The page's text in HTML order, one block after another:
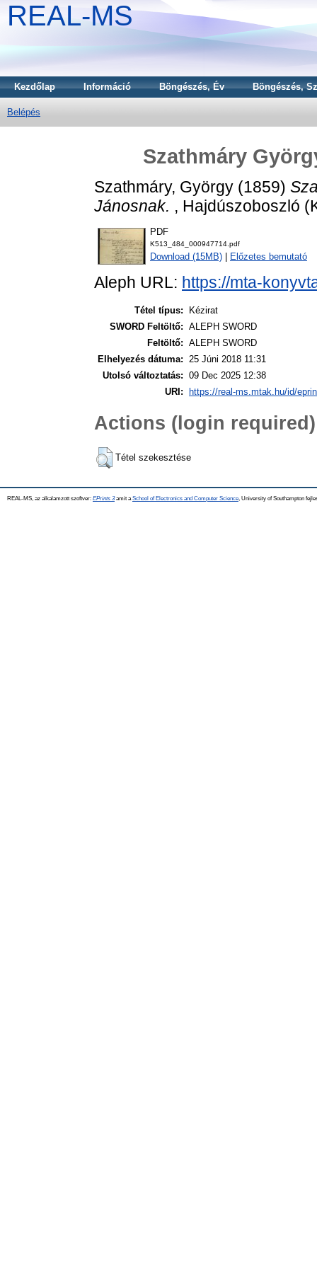
REAL-MS
Kezdőlap Információ Böngészés, Év Böngészés,
Belépés
Szathmáry
Szathmáry, György (1859)
Jánosnak. , Hajdúszoboszló
PDF
K513_484_000947714.pdf
Download (15MB) Előzetes bemutató
Aleph URL: https://mta-
Tétel típus:
Kézirat
SWORD Feltöltő: ALEPH SWORD
Feltöltő: ALEPH SWORD
Elhelyezés dátuma: 25 Júni 2018 11:31
Utolsó változtatás: 09 Dec 2025 12:38
URI:
https://real-ms.mtak.hu/id/
Actions (login required)
Tétel szekesztése
REAL-MS, az alkalamzott szoftver: EPrints 3amit a School of Electronics and Computer Science , University of Southampton